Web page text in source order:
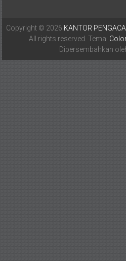
Copyright © 2026 KANTOR
All rights reserved. Tema:
Dipersembahkan